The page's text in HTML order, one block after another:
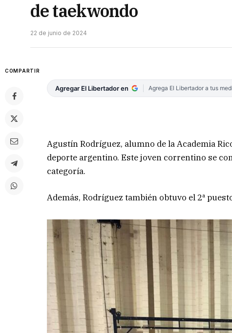
de taekwondo
22 de junio de 2024
COMPARTIR
Agregar El Libertador en Agrega El Libertador a tus
Agustín Rodríguez, alumno de la Academia
deporte argentino. Este joven correntino se
categoría.
Además, Rodríguez también obtuvo el 2ª